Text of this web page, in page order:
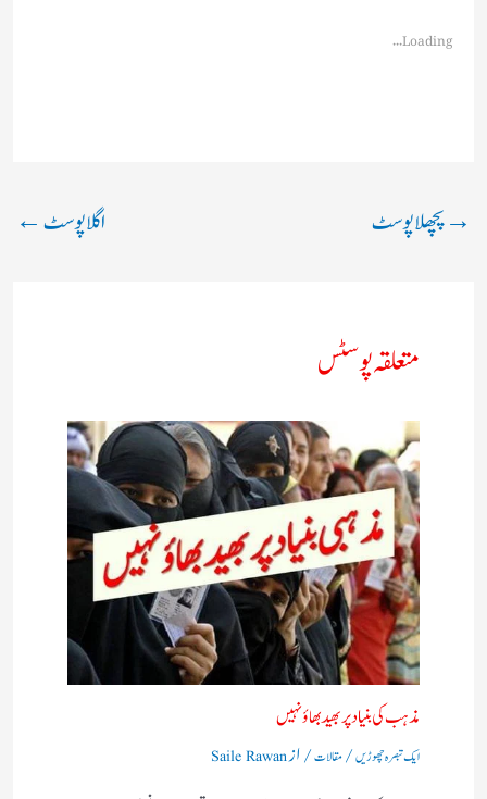
Loading...
→پچھلا پوسٹ اگلا پوسٹ←
متعلقہ پوسٹس
مذہب کی بنیاد پر بھید بھاؤ نہیں​
ایک تبصرہ چھوڑیں/مقالات/ ازSaile Rawan